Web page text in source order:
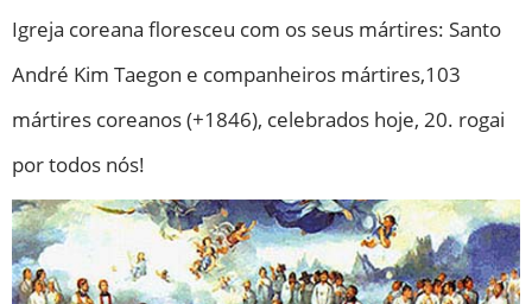
Igreja coreana floresceu com os seus mártires: Santo
André Kim Taegon e companheiros mártires,103
mártires coreanos (+1846), celebrados hoje, 20. rogai
por todos nós!